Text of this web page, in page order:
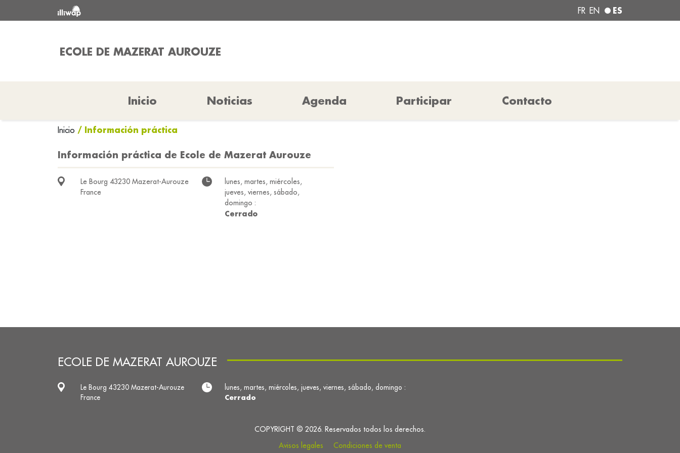
FR EN ES
ECOLE DE MAZERAT AUROUZE
Inicio Noticias Agenda Participar Contacto
Inicio / Información práctica
Información práctica de Ecole de Mazerat Aurouze
Le Bourg 43230 Mazerat-Aurouze
France
lunes, martes, miércoles,
jueves, viernes, sábado,
domingo :
Cerrado
ECOLE DE MAZERAT AUROUZE
Le Bourg 43230 Mazerat-Aurouze
France
lunes, martes, miércoles, jueves, viernes, sábado, domingo :
Cerrado
COPYRIGHT © 2026. Reservados todos los derechos.
Avisos legales
Condiciones de venta